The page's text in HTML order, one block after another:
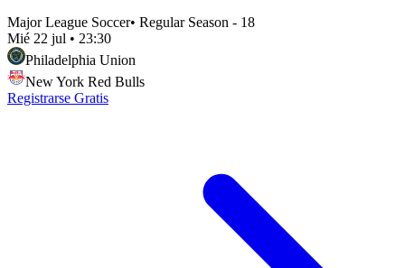
Major League Soccer• Regular Season - 18
Mié 22 jul • 23:30
Philadelphia Union
New York Red Bulls
Registrarse Gratis